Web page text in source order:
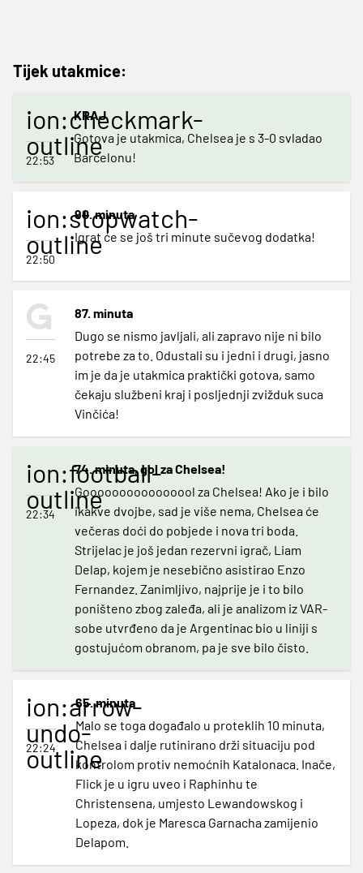
Tijek utakmice:
ion:checkmark-
outline
22:53
KRAJ
Gotova je utakmica, Chelsea je s 3-0 svladao
Barcelonu!
ion:stopwatch-
outline
22:50
90. minuta
Igrat će se još tri minute sučevog dodatka!
22:45
87. minuta
Dugo se nismo javljali, ali zapravo nije ni bilo
potrebe za to. Odustali su i jedni i drugi, jasno
im je da je utakmica praktički gotova, samo
čekaju službeni kraj i posljednji zvižduk suca
Vinčića!
ion:football-
outline
22:34
74. minuta, gol za Chelsea!
Goooooooooooooool za Chelsea! Ako je i bilo
ikakve dvojbe, sad je više nema, Chelsea će
večeras doći do pobjede i nova tri boda.
Strijelac je još jedan rezervni igrač, Liam
Delap, kojem je nesebično asistirao Enzo
Fernandez. Zanimljivo, najprije je i to bilo
poništeno zbog zaleđa, ali je analizom iz VAR-
sobe utvrđeno da je Argentinac bio u liniji s
gostujućom obranom, pa je sve bilo čisto.
ion:arrow-
undo-
outline
22:24
65. minuta
Malo se toga događalo u proteklih 10 minuta,
Chelsea i dalje rutinirano drži situaciju pod
kontrolom protiv nemoćnih Katalonaca. Inače,
Flick je u igru uveo i Raphinhu te
Christensena, umjesto Lewandowskog i
Lopeza, dok je Maresca Garnacha zamijenio
Delapom.